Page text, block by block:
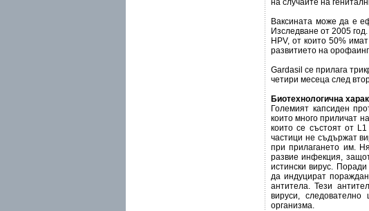
на случаите на
Ваксината може да е
Изследване от 2005
HPV, от които 50%
развитието на
Gardasil се прилага
четири месеца след
Биотехнологична
Големият капсиден
които много приличат
които се състоят от
частици не съдържат
при прилагането им.
развие инфекция,
истински вирус.
да индуцират
антитела. Тези
вируси,
организма.